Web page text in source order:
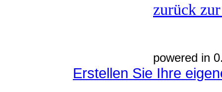
zurück
powered in
Erstellen Sie Ihre